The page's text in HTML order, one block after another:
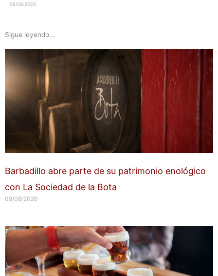
06/08/2026
Sigue leyendo...
Barbadillo abre parte de su patrimonio enológico
con La Sociedad de la Bota
09/08/2026